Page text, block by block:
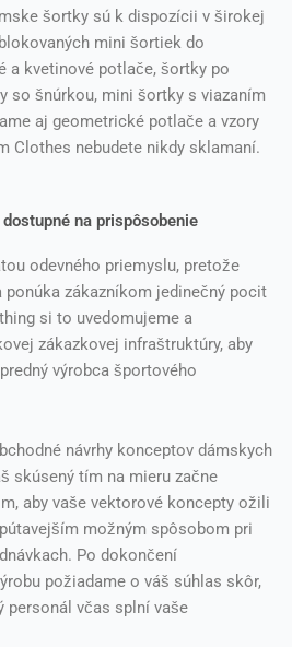
šortky sú k dispozícii v širokej
mini šortiek do
a kvetinové potlače, šortky po
so šnúrkou, mini šortky s viazaním
aj geometrické potlače a vzory
Clothes nebudete nikdy sklamaní.
na prispôsobenie
odevného priemyslu, pretože
zákazníkom jedinečný pocit
si to uvedomujeme a
zákazkovej infraštruktúry, aby
výrobca športového
návrhy konceptov dámskych
skúsený tím na mieru začne
aby vaše vektorové koncepty ožili
možným spôsobom pri
Po dokončení
požiadame o váš súhlas skôr,
personál včas splní vaše